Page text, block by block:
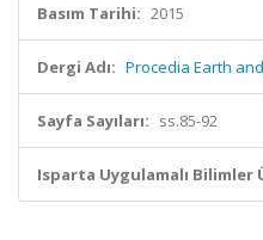
Basım Tarihi: 2015
Dergi Adı: Procedia Earth
Sayfa Sayıları: ss.85-92
Isparta Uygulamalı Bilimler